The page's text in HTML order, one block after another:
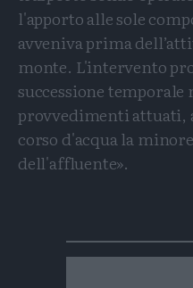
l'apporto alle sole
avveniva prima
monte. L'intervento
successione
provvedimenti attuati,
corso d'acqua la
dell'affluente».